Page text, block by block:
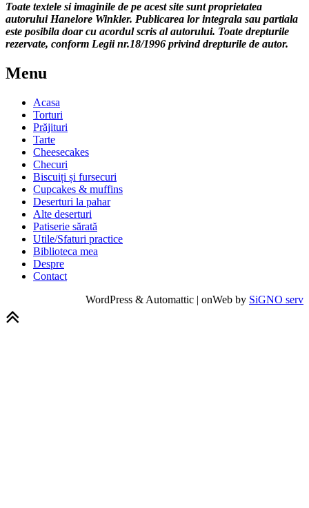
Toate textele si imaginile de pe acest site sunt proprietatea
autorului Hanelore Winkler. Publicarea lor integrala sau partiala
este posibila doar cu acordul scris al autorului. Toate drepturile
rezervate, conform Legii nr.18/1996 privind drepturile de autor.
Menu
Acasa
Torturi
Prăjituri
Tarte
Cheesecakes
Checuri
Biscuiți și fursecuri
Cupcakes & muffins
Deserturi la pahar
Alte deserturi
Patiserie sărată
Utile/Sfaturi practice
Biblioteca mea
Despre
Contact
WordPress & Automattic | onWeb by SiGNO serv